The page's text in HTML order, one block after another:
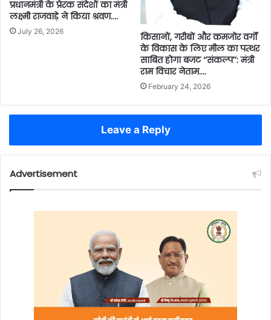
प्रधानमंत्री के प्रेरक संदेशों का मंत्री
लक्ष्मी राजवाड़े ने किया श्रवण….
July 26, 2026
किसानों, गरीबों और कमजोर वर्गों
के विकास के लिए मील का पत्थर
साबित होगा बजट ‘‘संकल्प’’: मंत्री
राम विचार नेताम….
February 24, 2026
Leave a Reply
Advertisement